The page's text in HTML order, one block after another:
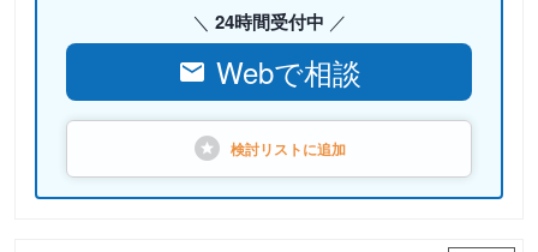
24時間受付中
Webで相談
検討リストに追加